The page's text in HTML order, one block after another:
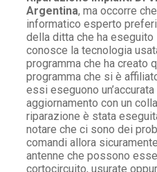
Argentina, ma occorre
informatico esperto
della ditta che ha eseguito
conosce la tecnologia
programma che ha creato
programma che si è
essi eseguono
aggiornamento con un
riparazione è stata
notare che ci sono dei
comandi allora
antenne che possono
cortocircuito, usurate